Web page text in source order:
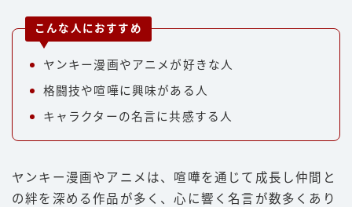
グラップリング
選手
朝倉未来
井上尚弥
那須川天心
こんな人におすすめ
ヤンキー漫画やアニメが好きな人
格闘技や喧嘩に興味がある人
キャラクターの名言に共感する人
ヤンキー漫画やアニメは、喧嘩を通じて成長し仲間と
の絆を深める作品が多く、心に響く名言が数多くあり